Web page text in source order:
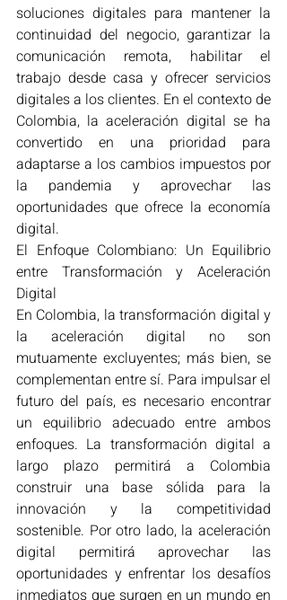
soluciones digitales para mantener la
continuidad del negocio, garantizar la
comunicación remota, habilitar el
trabajo desde casa y ofrecer servicios
digitales a los clientes. En el contexto de
Colombia, la aceleración digital se ha
convertido en una prioridad para
adaptarse a los cambios impuestos por
la pandemia y aprovechar las
oportunidades que ofrece la economía
digital.
El Enfoque Colombiano: Un Equilibrio
entre Transformación y Aceleración
Digital
En Colombia, la transformación digital y
la aceleración digital no son
mutuamente excluyentes; más bien, se
complementan entre sí. Para impulsar el
futuro del país, es necesario encontrar
un equilibrio adecuado entre ambos
enfoques. La transformación digital a
largo plazo permitirá a Colombia
construir una base sólida para la
innovación y la competitividad
sostenible. Por otro lado, la aceleración
digital permitirá aprovechar las
oportunidades y enfrentar los desafíos
inmediatos que surgen en un mundo en